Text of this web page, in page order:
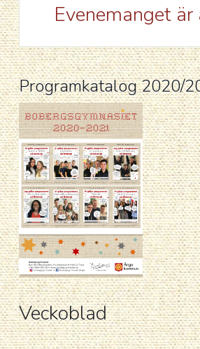
Evenemanget
Programkatalog 2020/
Veckoblad